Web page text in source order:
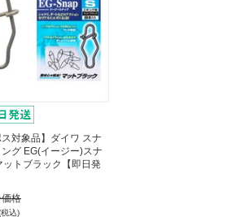
ス対象品】ダイワ スナ
ング EG(イージー)スナ
ットブラック【即日発
格
込)